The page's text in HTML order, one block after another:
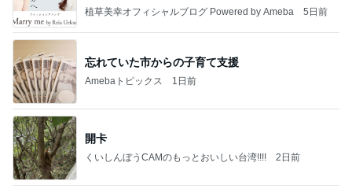
植草美幸オフィシャルブログ Powered by Ameba 5日前
忘れていた市からの子育て支援
Amebaトピックス 1日前
開卡
くいしんぼうCAMのもっとおいしい台湾!!!! 2日前